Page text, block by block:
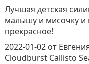
Лучшая детская
малышу и мисочку и
прекрасное!
2022-01-02 от Евгения
Cloudburst Callisto